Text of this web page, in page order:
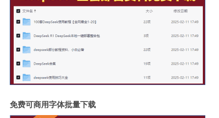
免费可商用字体批量下载